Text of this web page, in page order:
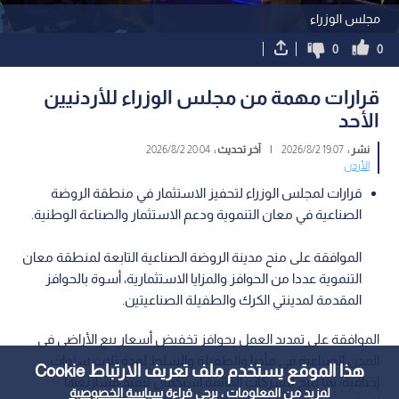
هذا الموقع يستخدم ملف تعريف الارتباط Cookie
لمزيد من المعلومات ، يرجى قراءةسياسة الخصوصية
مجلس الوزراء
0
0
قرارات مهمة من مجلس الوزراء للأردنيين
الأحد
نشر :19:07 2026/8/2
| آخر تحديث :20:04 2026/8/2
الأردن
قرارات لمجلس الوزراء لتحفيز الاستثمار في منطقة الروضة
الصناعية في معان التنموية ودعم الاستثمار والصناعة الوطنية.
الموافقة على منح مدينة الروضة الصناعية التابعة لمنطقة معان
التنموية عددا من الحوافز والمزايا الاستثمارية، أسوة بالحوافز
المقدمة لمدينتي الكرك والطفيلة الصناعيتين.
الموافقة على تمديد العمل بحوافز تخفيض أسعار بيع الأراضي في
المدن الصناعية في مأدبا والطفيلة والسلط لمدة ثلاث سنوات
إضافية؛ بما يتيح للشركات القائمة استكمال تنفيذ مشاريعها